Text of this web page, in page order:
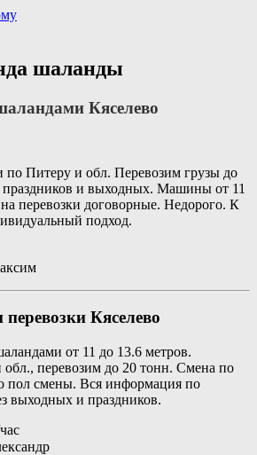
шаланды
Кяселево
по Питеру и обл. Перевозим грузы до
праздников и выходных. Машины от 11
перевозки договорные. Недорого. К
подход.
Кяселево
от 11 до 13.6 метров.
обл., перевозим до 20 тонн. Смена по
пол смены. Вся информация по
выходных и праздников.